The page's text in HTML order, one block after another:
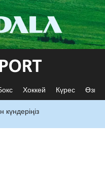
Хоккей Күрес Өзге
күндеріңіз